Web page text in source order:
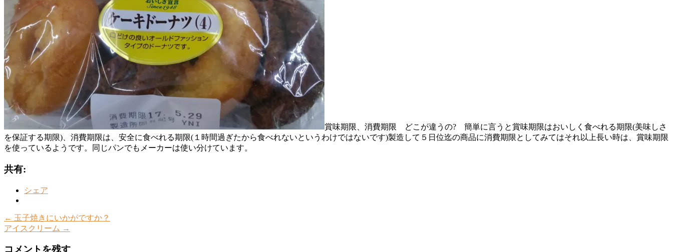
賞味期限、消費期限 どこが違うの? 簡単に言うと賞味期限はおいしく食べれる期限(美味しさ
を保証する期限)、消費期限は、安全に食べれる期限(１時間過ぎたから食べれないというわけではないです)製造して５日位迄の商品に消費期限としてみてはそれ以上長い時は、賞味期限
を使っているようです。同じパンでもメーカーは使い分けています。
共有:
シェア
← 玉子焼きにいかがですか？
アイスクリーム →
コメントを残す